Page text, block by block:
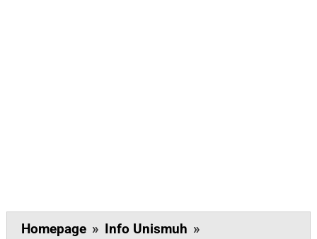
Homepage » Info Unismuh »